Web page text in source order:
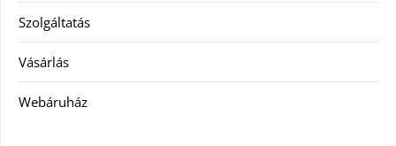
Szolgáltatás
Vásárlás
Webáruház